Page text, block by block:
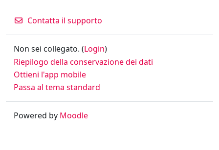
Contatta il supporto
Non sei collegato. (Login)
Riepilogo della conservazione dei dati
Ottieni l'app mobile
Passa al tema standard
Powered by Moodle